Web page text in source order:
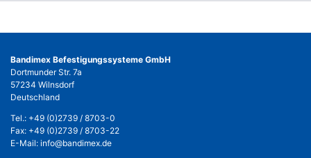
Bandimex Befestigungssysteme GmbH
Dortmunder Str. 7a
57234 Wilnsdorf
Deutschland
Tel.: +49 (0)2739 / 8703-0
Fax: +49 (0)2739 / 8703-22
E-Mail: info@bandimex.de